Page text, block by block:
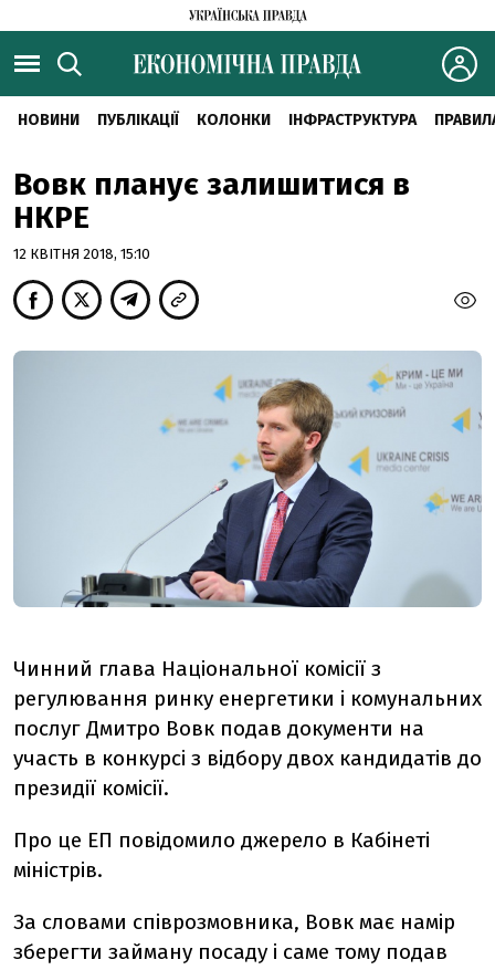
НОВИНИ ПУБЛІКАЦІЇ КОЛОНКИ ІНФРАСТРУКТУРА
Вовк планує залишитися в
НКРЕ
12 КВІТНЯ 2018, 15:10
Чинний глава Національної комісії з
регулювання ринку енергетики і комунальних
послуг Дмитро Вовк подав документи на
участь в конкурсі з відбору двох кандидатів до
президії комісії.
Про це ЕП повідомило джерело в Кабінеті
міністрів.
За словами співрозмовника, Вовк має намір
зберегти займану посаду і саме тому подав